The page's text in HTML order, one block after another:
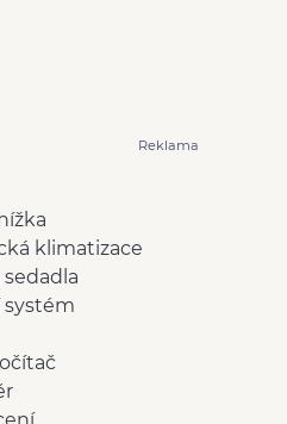
Reklama
klimatizace
systém